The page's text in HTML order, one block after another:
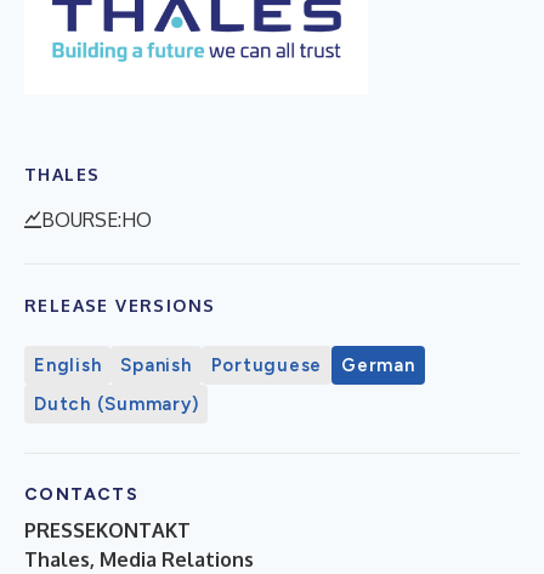
THALES
BOURSE:HO
RELEASE VERSIONS
English Spanish Portuguese
German
Dutch (Summary)
CONTACTS
PRESSEKONTAKT
Thales, Media Relations